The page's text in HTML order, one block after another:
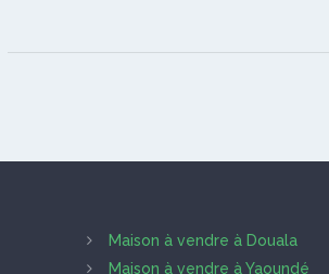
Maison à vendre à Douala
Maison à vendre à Yaoundé